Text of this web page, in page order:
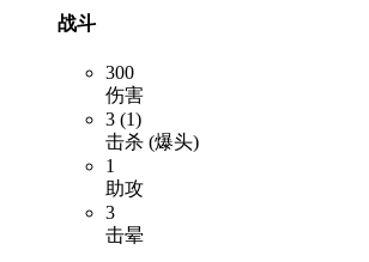
战斗
300
伤害
3 (1)
击杀 (爆头)
1
助攻
3
击晕